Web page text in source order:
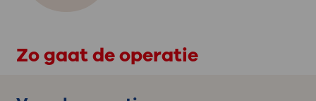
Zo gaat de operatie